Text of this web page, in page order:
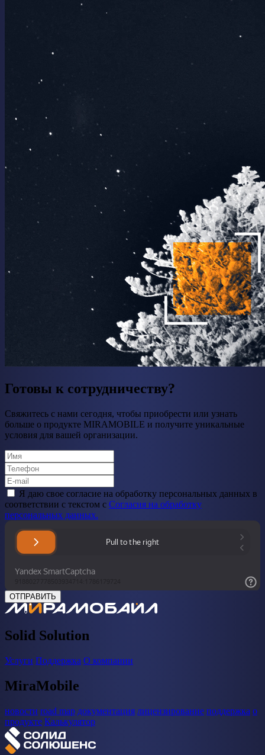
Готовы к сотрудничеству?
Свяжитесь с нами сегодня, чтобы приобрести или узнать
больше о продукте MIRAMOBILE и получите уникальные
условия для вашей организации.
Я даю свое cогласие на обработку персональных данных в
соответствии с текстом с Согласия на обработку
персональных данных.
ОТПРАВИТЬ
Solid Solution
Услуги Поддержка О компании
MiraMobile
новости road map документация лицензирование поддержка о
продукте Калькулятор